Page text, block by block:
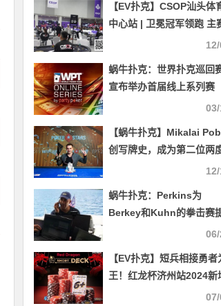
【EV扑克】CSOP汕头体
中心站 | 卫冕冠军领跑 主
DAY1共884人次参赛 217
湘分别成C/D组CL
蜗牛扑克：世界扑克巡回
宣布举办首届线上系列赛
【蜗牛扑克】Mikalai
创写牌史，成为第二位两
荣获EPT主赛冠军的选手
蜗牛扑克：Perkins为
Berkey和Kuhn的拳击赛
【EV扑克】短兵相接勇者
王！红龙杯济州站2024新